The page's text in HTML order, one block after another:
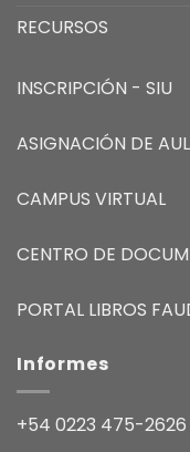
RECURSOS
INSCRIPCIÓN - SIU
ASIGNACIÓN DE
CAMPUS VIRTUAL
CENTRO DE
PORTAL LIBROS
Informes
+54 0223 475-2626